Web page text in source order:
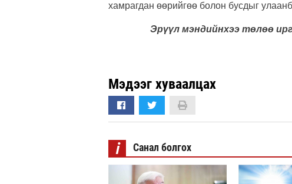
хамрагдан өөрийгөө болон бусдыг
Эрүүл мэндийнхээ төлөө
Мэдээг хуваалцах
i Санал болгох